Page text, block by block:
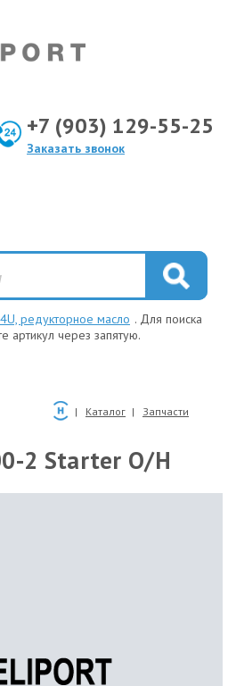
+7 (903) 129-55-25
Заказать звонок
редукторное масло . Для поиска
артикул через запятую.
Каталог Запчасти
2 Starter O/H